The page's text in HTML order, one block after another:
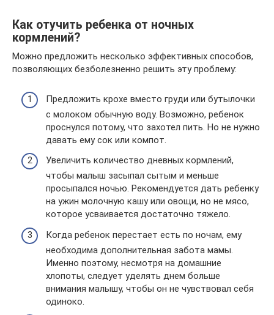
Как отучить ребенка от ночных
кормлений?
Можно предложить несколько эффективных способов,
позволяющих безболезненно решить эту проблему:
Предложить крохе вместо груди или бутылочки
с молоком обычную воду. Возможно, ребенок
проснулся потому, что захотел пить. Но не нужно
давать ему сок или компот.
Увеличить количество дневных кормлений,
чтобы малыш засыпал сытым и меньше
просыпался ночью. Рекомендуется дать ребенку
на ужин молочную кашу или овощи, но не мясо,
которое усваивается достаточно тяжело.
Когда ребенок перестает есть по ночам, ему
необходима дополнительная забота мамы.
Именно поэтому, несмотря на домашние
хлопоты, следует уделять днем больше
внимания малышу, чтобы он не чувствовал себя
одиноко.